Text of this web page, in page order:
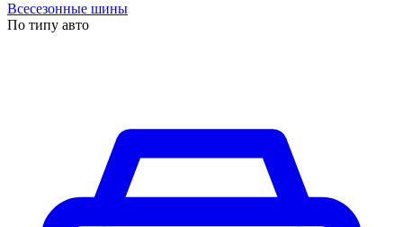
Всесезонные шины
По типу авто